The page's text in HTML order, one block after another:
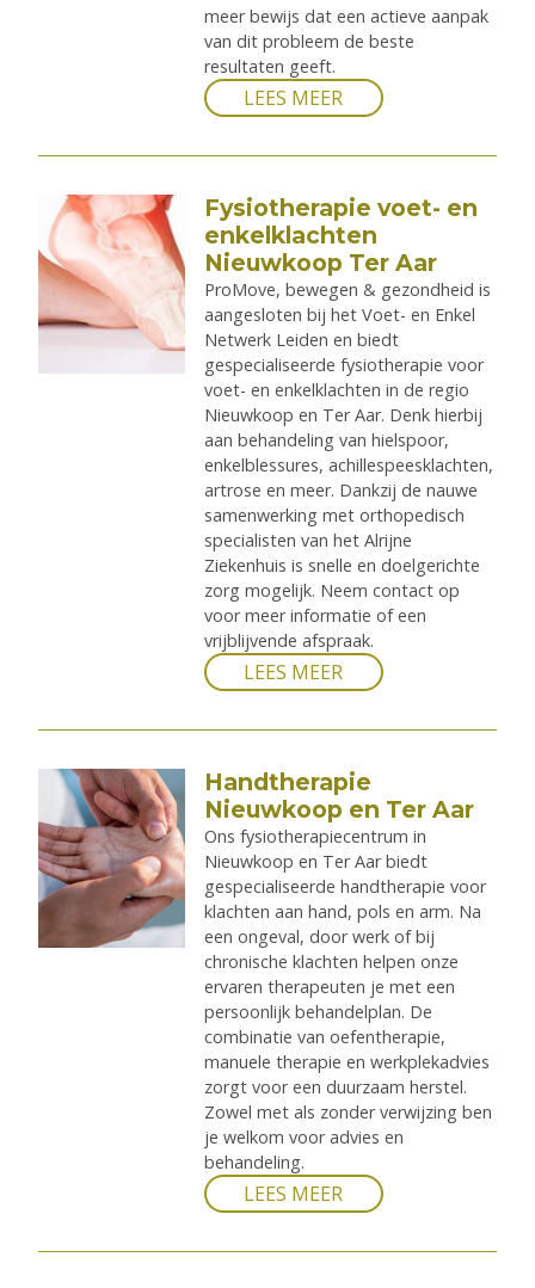
meer bewijs dat een actieve aanpak
van dit probleem de beste
resultaten geeft.
LEES MEER
Fysiotherapie voet- en
enkelklachten
Nieuwkoop Ter Aar
ProMove, bewegen & gezondheid is
aangesloten bij het Voet- en Enkel
Netwerk Leiden en biedt
gespecialiseerde fysiotherapie voor
voet- en enkelklachten in de regio
Nieuwkoop en Ter Aar. Denk hierbij
aan behandeling van hielspoor,
enkelblessures, achillespeesklachten,
artrose en meer. Dankzij de nauwe
samenwerking met orthopedisch
specialisten van het Alrijne
Ziekenhuis is snelle en doelgerichte
zorg mogelijk. Neem contact op
voor meer informatie of een
vrijblijvende afspraak.
LEES MEER
Handtherapie
Nieuwkoop en Ter Aar
Ons fysiotherapiecentrum in
Nieuwkoop en Ter Aar biedt
gespecialiseerde handtherapie voor
klachten aan hand, pols en arm. Na
een ongeval, door werk of bij
chronische klachten helpen onze
ervaren therapeuten je met een
persoonlijk behandelplan. De
combinatie van oefentherapie,
manuele therapie en werkplekadvies
zorgt voor een duurzaam herstel.
Zowel met als zonder verwijzing ben
je welkom voor advies en
behandeling.
LEES MEER